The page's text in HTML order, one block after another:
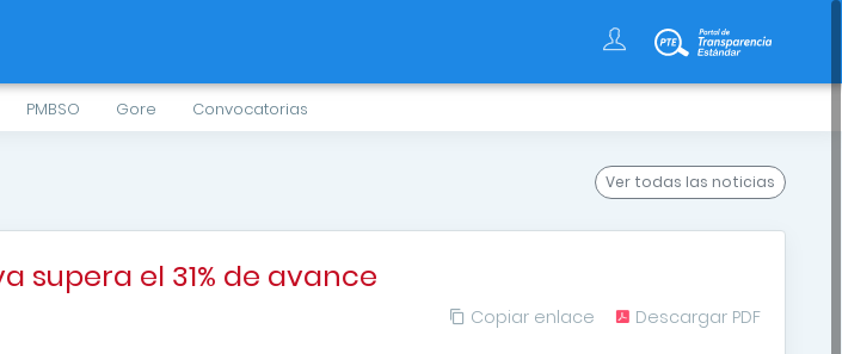
PMBSO Gore Convocatorias
Ver todas las noticias
el 31% de avance
Descargar PDF
Copiar enlace